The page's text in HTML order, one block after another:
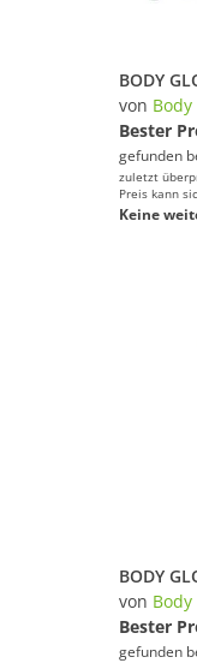
von Body
Bester
gefunden
zuletzt
Preis kann
Keine
von Body
Bester
gefunden